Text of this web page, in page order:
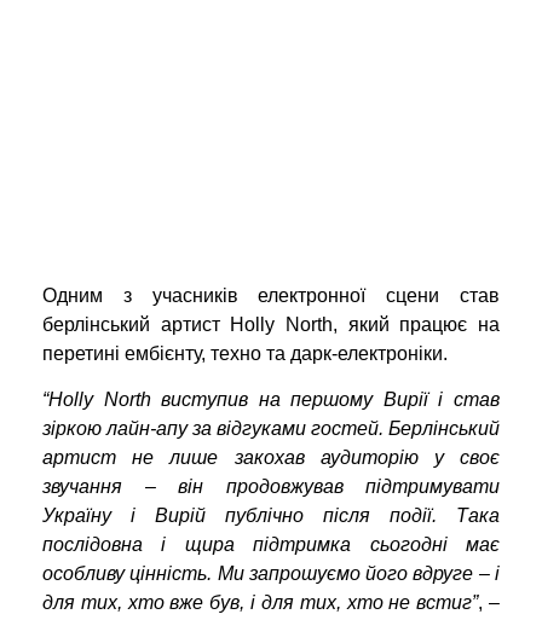
Одним з учасників електронної сцени став
берлінський артист Holly North, який працює на
перетині ембієнту, техно та дарк-електроніки.
“Holly North виступив на першому Вирії і став
зіркою лайн-апу за відгуками гостей. Берлінський
артист не лише закохав аудиторію у своє
звучання – він продовжував підтримувати
Україну і Вирій публічно після події. Така
послідовна і щира підтримка сьогодні має
особливу цінність. Ми запрошуємо його вдруге – і
для тих, хто вже був, і для тих, хто не встиг”, –